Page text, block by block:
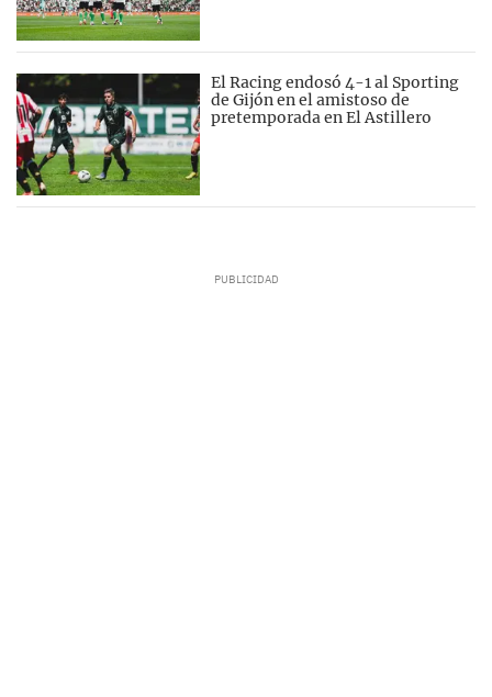
El Racing endosó 4-1 al Sporting
de Gijón en el amistoso de
pretemporada en El Astillero